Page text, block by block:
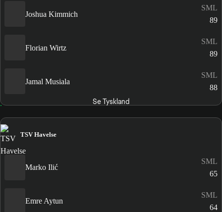
Joshua Kimmich
SML
89
Florian Wirtz
SML
89
Jamal Musiala
SML
88
Se Tyskland
TSV Havelse
Marko Ilić
SML
65
Emre Aytun
SML
64